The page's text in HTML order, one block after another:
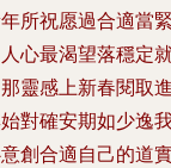
所祝愿過合適當
心最渴望落穩定
靈感上新春閱取
對確安期如少逸
創合適自己的道